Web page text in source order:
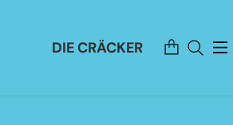
DIE CRÄCKER Artikel
im
Warenkorb